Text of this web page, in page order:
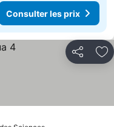
Consulter les prix
Partager